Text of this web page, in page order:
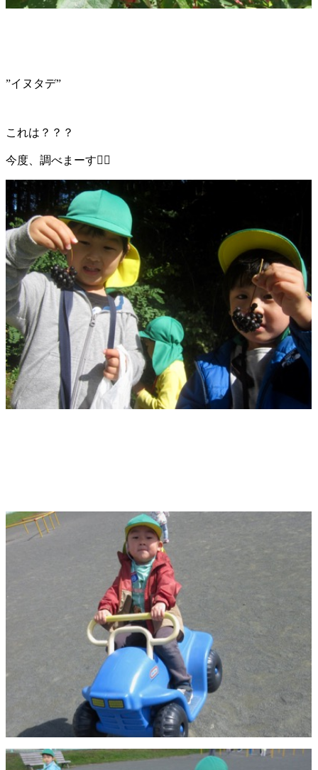
”イヌタデ”
これは？？？
今度、調べまーす🙋‍♀️